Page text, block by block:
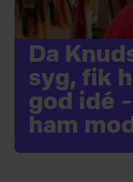
Da
syg, fik
god idé
ham